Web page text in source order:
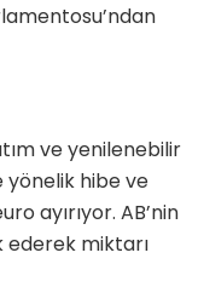
ve yenilenebilir
yönelik hibe ve
ayırıyor. AB’nin
ederek miktarı